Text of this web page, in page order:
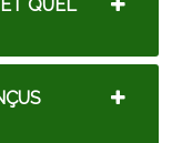
QUEL